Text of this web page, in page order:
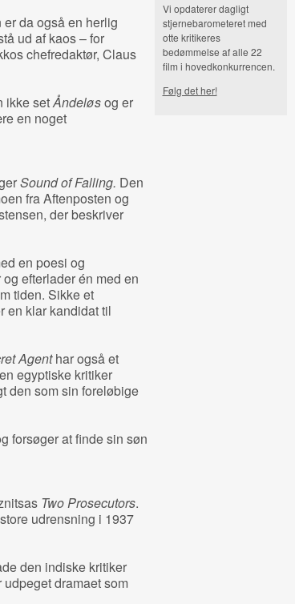
da også en herlig
ud af kaos – for
chefredaktør, Claus
ikke setÅndeløsog er
en noget
Sound of Falling. Den
fra Aftenposten og
der beskriver
en poesi og
efterlader én med en
tiden. Sikke et
en klar kandidat til
Agenthar også et
egyptiske kritiker
den som sin foreløbige
forsøger at finde sin søn
Two Prosecutors.
udrensning i 1937
den indiske kritiker
dramaet som
Vi opdaterer dagligt
stjernebarometeret med
otte kritikeres
bedømmelse af alle 22
film i hovedkonkurrencen.
Følg det her!